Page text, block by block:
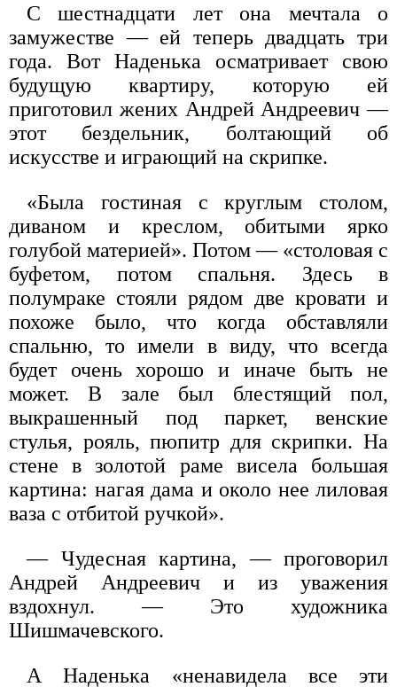
С шестнадцати лет она мечтала о
замужестве — ей теперь двадцать три
года. Вот Наденька осматривает свою
будущую квартиру, которую ей
приготовил жених Андрей Андреевич —
этот бездельник, болтающий об
искусстве и играющий на скрипке.
«Была гостиная с круглым столом,
диваном и креслом, обитыми ярко
голубой материей». Потом — «столовая с
буфетом, потом спальня. Здесь в
полумраке стояли рядом две кровати и
похоже было, что когда обставляли
спальню, то имели в виду, что всегда
будет очень хорошо и иначе быть не
может. В зале был блестящий пол,
выкрашенный под паркет, венские
стулья, рояль, пюпитр для скрипки. На
стене в золотой раме висела большая
картина: нагая дама и около нее лиловая
ваза с отбитой ручкой».
— Чудесная картина, — проговорил
Андрей Андреевич и из уважения
вздохнул. — Это художника
Шишмачевского.
А Наденька «ненавидела все эти